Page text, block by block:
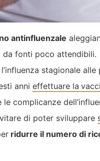
antinfluenzale
da fonti poco
stagionale alle
anni effettuare la
le complicanze
di poter sviluppare
ridurre il numero di